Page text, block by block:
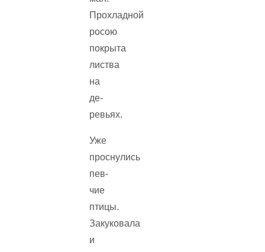
Прохладной
росою
покрыта
листва
на
де­
ревьях.
Уже
проснулись
пев­
чие
птицы.
Закуковала
и